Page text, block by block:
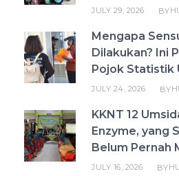
JULY 29, 2026 BY
Mengapa
Dilakukan? Ini
Pojok Statistik
JULY 24, 2026 BY
KKNT 12
Enzyme, yang
Belum Pernah
JULY 16, 2026 BY